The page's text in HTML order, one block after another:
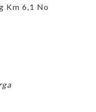
Km 6,1 No